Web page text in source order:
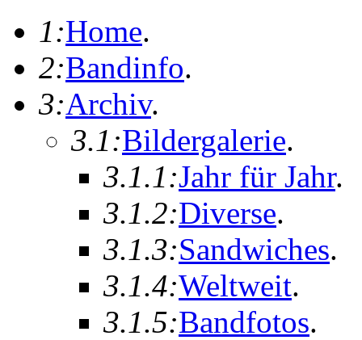
1:Home.
2:Bandinfo.
3:Archiv.
3.1:Bildergalerie.
3.1.1:Jahr für Jahr.
3.1.2:Diverse.
3.1.3:Sandwiches.
3.1.4:Weltweit.
3.1.5:Bandfotos.